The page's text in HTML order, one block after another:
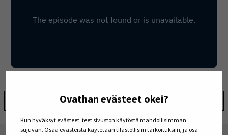
Ovathan evästeet okei?
Kun hyväksyt evästeet, teet sivuston käytöstä mahdollisimman
sujuvan. Osaa evästeistä käytetään tilastollisiin tarkoituksiin, ja osa